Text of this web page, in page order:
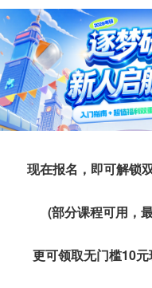
现在报名，即可解锁
(部分课程可用，
更可领取无门槛10